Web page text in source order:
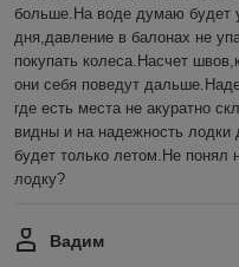
больше.На воде думаю будет
дня,давление в балонах не
покупать колеса.Насчет
они себя поведут
где есть места не акуратно
видны и на надежность
будет только летом.Не понял
лодку?
Вадим